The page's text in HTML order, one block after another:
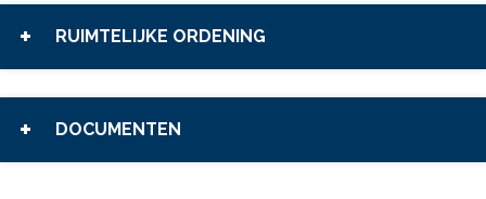
RUIMTELIJKE ORDENING
DOCUMENTEN